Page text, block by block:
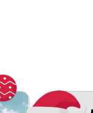
Р